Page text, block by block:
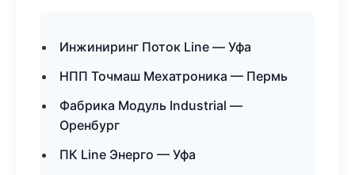
Инжиниринг Поток Line — Уфа
НПП Точмаш Мехатроника — Пермь
Фабрика Модуль Industrial —
Оренбург
ПК Line Энерго — Уфа